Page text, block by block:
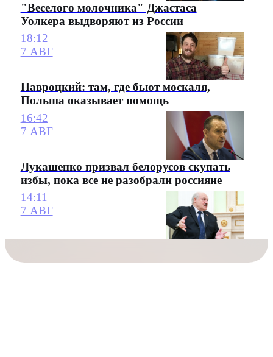
"Веселого молочника" Джастаса
Уолкера выдворяют из России
18:12
7 АВГ
Навроцкий: там, где бьют москаля,
Польша оказывает помощь
16:42
7 АВГ
Лукашенко призвал белорусов скупать
избы, пока все не разобрали россияне
14:11
7 АВГ